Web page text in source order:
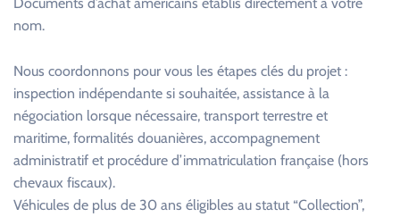
nom.
Nous coordonnons pour vous les étapes clés du projet :
inspection indépendante si souhaitée, assistance à la
négociation lorsque nécessaire, transport terrestre et
maritime, formalités douanières, accompagnement
administratif et procédure d’immatriculation française (hors
chevaux fiscaux).
Véhicules de plus de 30 ans éligibles au statut “Collection”,